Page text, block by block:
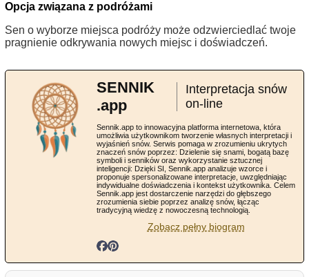
Opcja związana z podróżami
Sen o wyborze miejsca podróży może odzwierciedlać twoje
pragnienie odkrywania nowych miejsc i doświadczeń.
SENNIK
.app
Interpretacja snów
on-line
Sennik.app to innowacyjna platforma internetowa, która
umożliwia użytkownikom tworzenie własnych interpretacji i
wyjaśnień snów. Serwis pomaga w zrozumieniu ukrytych
znaczeń snów poprzez: Dzielenie się snami, bogatą bazę
symboli i senników oraz wykorzystanie sztucznej
inteligencji: Dzięki SI, Sennik.app analizuje wzorce i
proponuje spersonalizowane interpretacje, uwzględniając
indywidualne doświadczenia i kontekst użytkownika. Celem
Sennik.app jest dostarczenie narzędzi do głębszego
zrozumienia siebie poprzez analizę snów, łącząc
tradycyjną wiedzę z nowoczesną technologią.
Zobacz pełny biogram